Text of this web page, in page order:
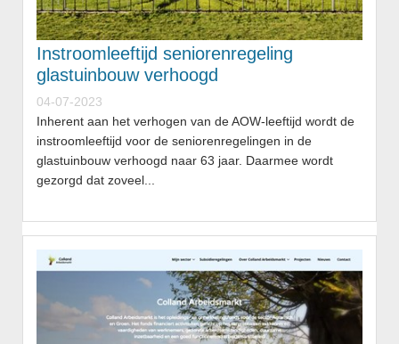
Instroomleeftijd seniorenregeling
glastuinbouw verhoogd
04-07-2023
Inherent aan het verhogen van de AOW-leeftijd wordt de
instroomleeftijd voor de seniorenregelingen in de
glastuinbouw verhoogd naar 63 jaar. Daarmee wordt
gezorgd dat zoveel...